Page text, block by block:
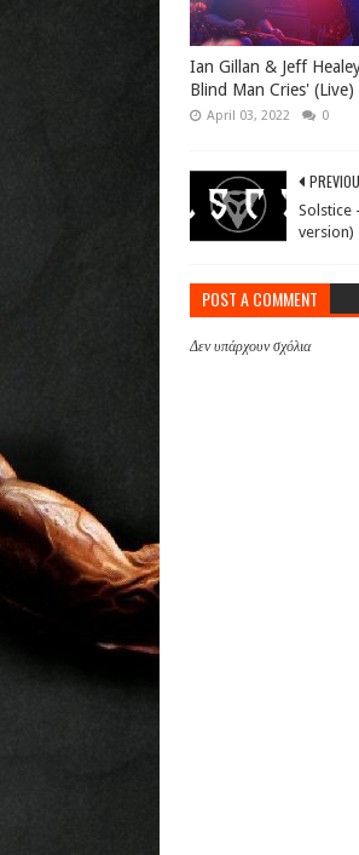
Ian Gillan & Jeff
Blind Man Cries' (Live)
April 03, 2022 0
Solstice
version)
POST A COMMENT
Δεν υπάρχουν σχόλια